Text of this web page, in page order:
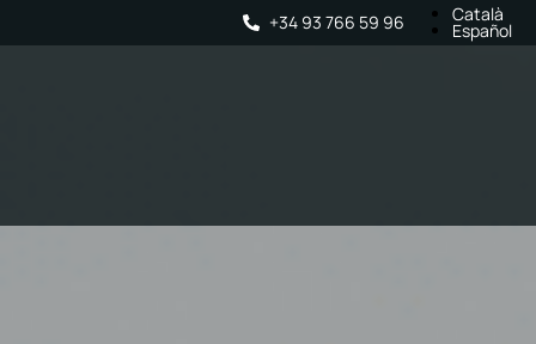
+34 93 766 59 96 Català
Español